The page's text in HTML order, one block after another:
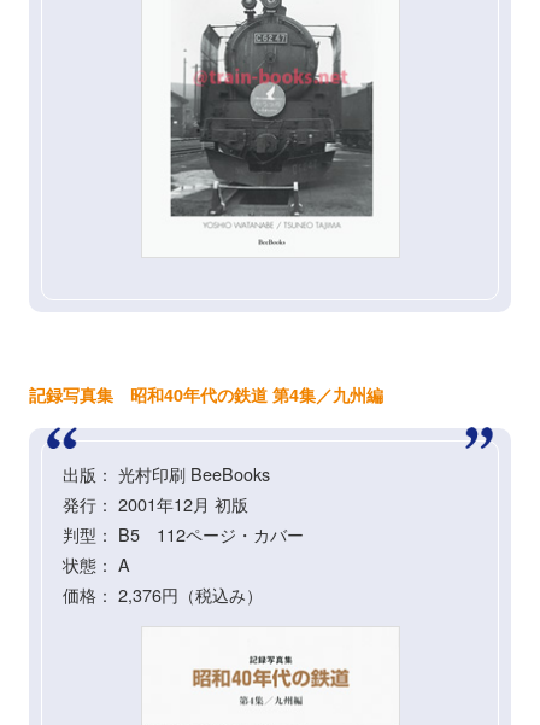
記録写真集 昭和40年代の鉄道 第4集／九州編
出版： 光村印刷 BeeBooks
発行： 2001年12月 初版
判型： B5 112ページ・カバー
状態： A
価格： 2,376円（税込み）